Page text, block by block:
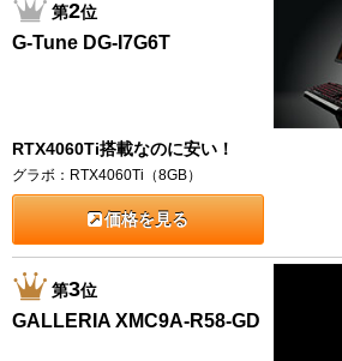
第2位
G-Tune DG-I7G6T
RTX4060Ti搭載なのに安い！
グラボ：RTX4060Ti（8GB）
価格を見る
第3位
GALLERIA XMC9A-R58-GD